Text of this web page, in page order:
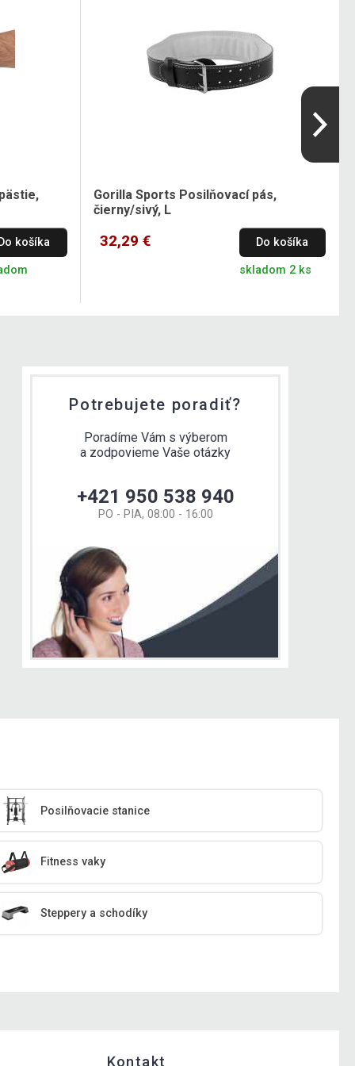
Do košíka
Gorilla Sports Posilňovací pás,
čierny/sivý, L
32,29 € Do košíka
skladom 2 ks
Potrebujete poradiť?
Poradíme Vám s výberom
a zodpovieme Vaše otázky
+421 950 538 940
PO - PIA, 08:00 - 16:00
Posilňovacie stanice
Fitness vaky
Steppery a schodíky
Kontakt